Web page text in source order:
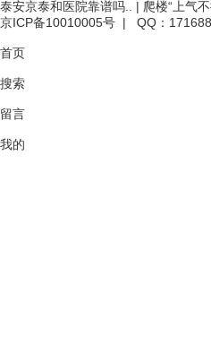
泰安京泰和医院靠谱吗..
| 爬楼“上气不
京ICP备10010005号 | QQ：
首页
搜索
留言
我的